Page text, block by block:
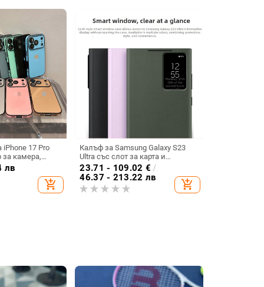
17 Pro
за камера,
лв
add_shopping_cart
Калъф за Samsung Galaxy S23
Ultra със слот за карта и
интелигентно прозорче, пълен
обхват, Sleep Chip 23
23.71 - 109.02 € /
46.37 - 213.22 лв
add_shopping_cart